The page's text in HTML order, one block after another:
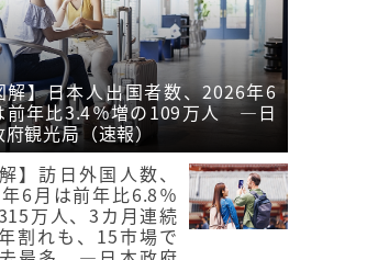
解】日本人出国者数、2026年6
前年比3.4％増の109万人 ―日
観光局（速報）
】訪日外国人数、
6月は前年比6.8％
万人、3カ月連続
割れも、15市場で